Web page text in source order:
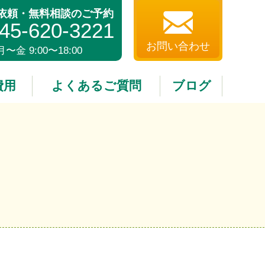
頼・無料相談のご予約
620-3221
〜金 9:00〜18:00 お問い合わせ
よくあるご質問 ブログ